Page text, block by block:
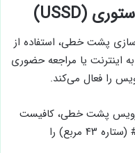
پشت خطی، استفاده از
یا مراجعه حضوری
را فعال می‌کند.
پشت خطی، کافیست
با گوشی تلفن ثابت خود، کد *43# (ستاره ۴۳ مربع) را